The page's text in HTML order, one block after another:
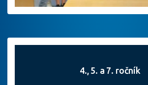
4., 5. a 7. ročník